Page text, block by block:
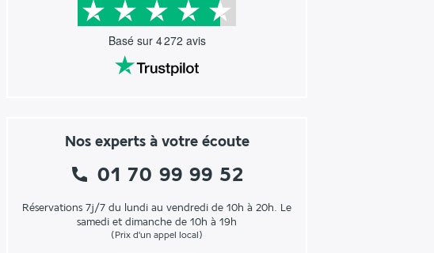
Basé sur 4 272 avis
Nos experts à votre écoute
01 70 99 99 52
Réservations 7j/7 du lundi au vendredi de 10h à 20h. Le
samedi et dimanche de 10h à 19h
(Prix d'un appel local)